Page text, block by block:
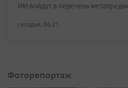
ИИ войдут в перечень
сегодня, 06:21
Фоторепортаж